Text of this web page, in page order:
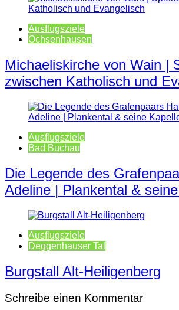
Ausflugsziele
Ochsenhausen
Michaeliskirche von Wain |
zwischen Katholisch und
Ausflugsziele
Bad Buchau
Die Legende des
Adeline | Plankental &
Ausflugsziele
Deggenhauser Tal
Burgstall Alt-Heiligenberg
Schreibe einen Kommentar